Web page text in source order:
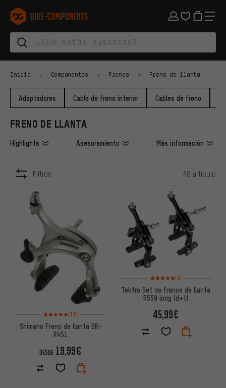
Saltar a la navegación principal
Saltar a la navegación de categorías
Saltar al contenido
Saltar a marcas y al boletín
Saltar al pie de página
bike-components.de Página de inicio
Inicio Componentes Frenos Freno de llanta
Adaptadores Cable de freno interior Cables de freno
FRENO DE LLANTA
Highlights Asesoramiento Más información
Filtros 49 artículo
ARTÍCULOS
Valoración media: 5 de 5 basada en 11 reseñas
(11)
Shimano Freno de llanta BR-
R451
DESDE 19,99€
Valoración media: 5 de 5
(1)
Tektro Set de frenos de llanta
R559 long (d+t)
45,99€